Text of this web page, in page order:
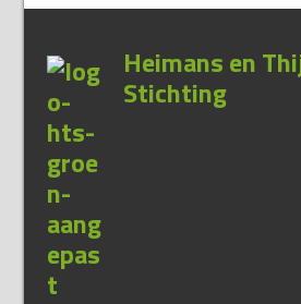
Heimans en
Stichting